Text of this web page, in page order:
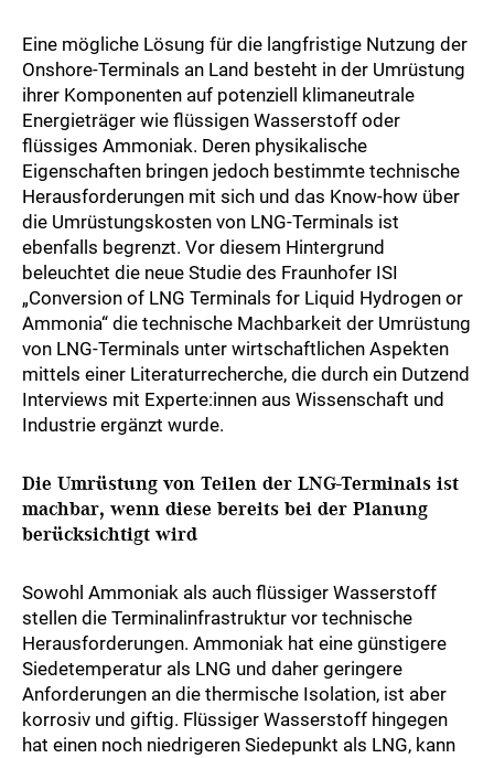
Eine mögliche Lösung für die langfristige Nutzung der
Onshore-Terminals an Land besteht in der Umrüstung
ihrer Komponenten auf potenziell klimaneutrale
Energieträger wie flüssigen Wasserstoff oder
flüssiges Ammoniak. Deren physikalische
Eigenschaften bringen jedoch bestimmte technische
Herausforderungen mit sich und das Know-how über
die Umrüstungskosten von LNG-Terminals ist
ebenfalls begrenzt. Vor diesem Hintergrund
beleuchtet die neue Studie des Fraunhofer ISI
„Conversion of LNG Terminals for Liquid Hydrogen or
Ammonia“ die technische Machbarkeit der Umrüstung
von LNG-Terminals unter wirtschaftlichen Aspekten
mittels einer Literaturrecherche, die durch ein Dutzend
Interviews mit Experte:innen aus Wissenschaft und
Industrie ergänzt wurde.
Die Umrüstung von Teilen der LNG-Terminals ist
machbar, wenn diese bereits bei der Planung
berücksichtigt wird
Sowohl Ammoniak als auch flüssiger Wasserstoff
stellen die Terminalinfrastruktur vor technische
Herausforderungen. Ammoniak hat eine günstigere
Siedetemperatur als LNG und daher geringere
Anforderungen an die thermische Isolation, ist aber
korrosiv und giftig. Flüssiger Wasserstoff hingegen
hat einen noch niedrigeren Siedepunkt als LNG, kann